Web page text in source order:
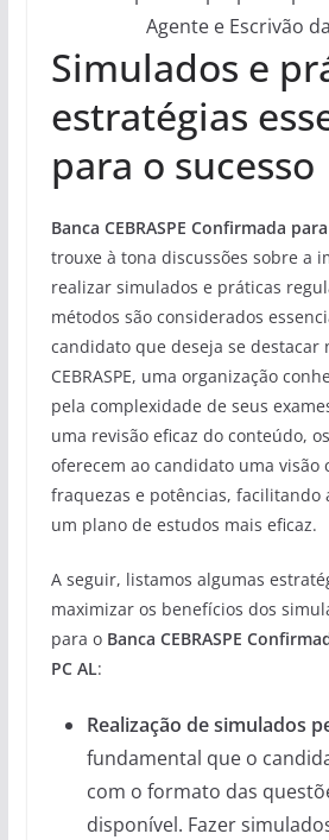
Agente e Escrivão
Simulados e
estratégias
para o sucesso
Banca CEBRASPE Confirmada
trouxe à tona discussões sobre a
realizar simulados e práticas
métodos são considerados
candidato que deseja se destacar
CEBRASPE, uma organização
pela complexidade de seus
uma revisão eficaz do conteúdo,
oferecem ao candidato uma visão
fraquezas e potências, facilitando
um plano de estudos mais eficaz.
A seguir, listamos algumas
maximizar os benefícios dos
para o Banca CEBRASPE
PC AL:
Realização de simulados
fundamental que o
com o formato das
disponível. Fazer